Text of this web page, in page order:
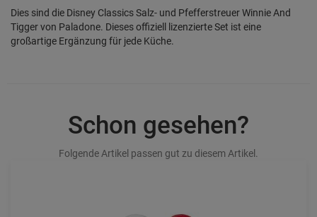
Dies sind die Disney Classics Salz- und Pfefferstreuer Winnie And
Tigger von Paladone. Dieses offiziell lizenzierte Set ist eine
großartige Ergänzung für jede Küche.
Schon gesehen?
Folgende Artikel passen gut zu diesem Artikel.